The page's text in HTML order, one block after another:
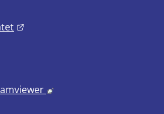
till annan webbplats, öppnas i
Länk till annan